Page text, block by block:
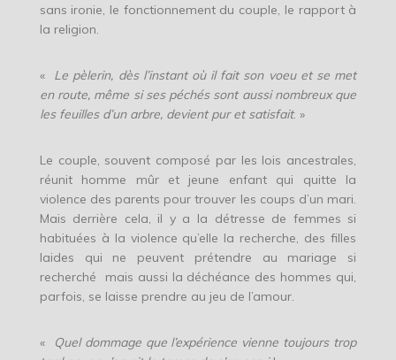
sans ironie, le fonctionnement du couple, le rapport à
la religion.
«
Le pèlerin, dès l’instant où il fait son voeu et se met
en route, même si ses péchés sont aussi nombreux que
les feuilles d’un arbre, devient pur et satisfait. »
Le couple, souvent composé par les lois ancestrales,
réunit homme mûr et jeune enfant qui quitte la
violence des parents pour trouver les coups d’un mari.
Mais derrière cela, il y a la détresse de femmes si
habituées à la violence qu’elle la recherche, des filles
laides qui ne peuvent prétendre au mariage si
recherché
mais aussi la déchéance des hommes qui,
parfois, se laisse prendre au jeu de l’amour.
«
Quel dommage que l’expérience vienne toujours trop